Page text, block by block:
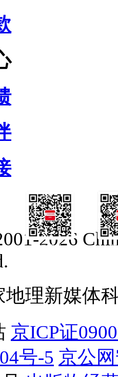
订阅号
2026
理新媒体
京ICP证
号-5 京公